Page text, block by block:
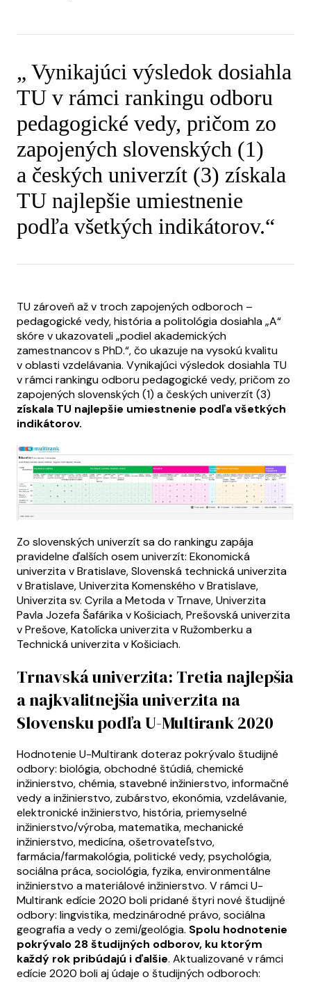
Vynikajúci výsledok dosiahla
TU v rámci rankingu odboru
pedagogické vedy, pričom zo
zapojených slovenských (1)
a českých univerzít (3) získala
TU najlepšie umiestnenie
podľa všetkých indikátorov.
TU zároveň až v troch zapojených odboroch –
pedagogické vedy, história a politológia dosiahla „A“
skóre v ukazovateli „podiel akademických
zamestnancov s PhD.“, čo ukazuje na vysokú kvalitu
v oblasti vzdelávania. Vynikajúci výsledok dosiahla TU
v rámci rankingu odboru pedagogické vedy, pričom zo
zapojených slovenských (1) a českých univerzít (3)
získala TU najlepšie umiestnenie podľa všetkých
indikátorov.
Zo slovenských univerzít sa do rankingu zapája
pravidelne ďalších osem univerzít: Ekonomická
univerzita v Bratislave, Slovenská technická univerzita
v Bratislave, Univerzita Komenského v Bratislave,
Univerzita sv. Cyrila a Metoda v Trnave, Univerzita
Pavla Jozefa Šafárika v Košiciach, Prešovská univerzita
v Prešove, Katolícka univerzita v Ružomberku a
Technická univerzita v Košiciach.
Trnavská univerzita: Tretia najlepšia
a najkvalitnejšia univerzita na
Slovensku podľa U-Multirank 2020
Hodnotenie U-Multirank doteraz pokrývalo študijné
odbory: biológia, obchodné štúdiá, chemické
inžinierstvo, chémia, stavebné inžinierstvo, informačné
vedy a inžinierstvo, zubárstvo, ekonómia, vzdelávanie,
elektronické inžinierstvo, história, priemyselné
inžinierstvo/výroba, matematika, mechanické
inžinierstvo, medicína, ošetrovateľstvo,
farmácia/farmakológia, politické vedy, psychológia,
sociálna práca, sociológia, fyzika, environmentálne
inžinierstvo a materiálové inžinierstvo. V rámci U-
Multirank edície 2020 boli pridané štyri nové študijné
odbory: lingvistika, medzinárodné právo, sociálna
geografia a vedy o zemi/geológia. Spolu hodnotenie
pokrývalo 28 študijných odborov, ku ktorým
každý rok pribúdajú i ďalšie. Aktualizované v rámci
edície 2020 boli aj údaje o študijných odboroch: